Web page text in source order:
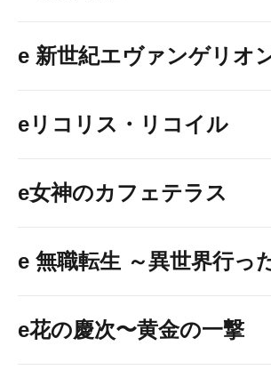
e 新世紀エヴァンゲリオ
eリコリス・リコイル
e女神のカフェテラス
e 無職転生 ～異世界行っ
e花の慶次〜黄金の一撃